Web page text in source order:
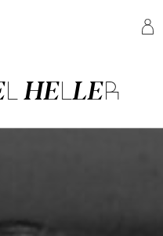
Zum Footer springen
HEL­LER